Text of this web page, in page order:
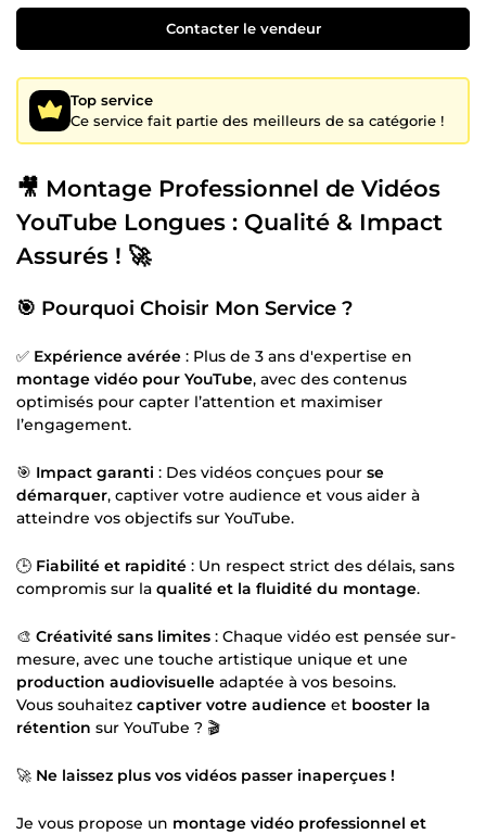
Contacter le vendeur
Top service
Ce service fait partie des meilleurs de sa catégorie !
🎥 Montage Professionnel de Vidéos
YouTube Longues : Qualité & Impact
Assurés ! 🚀
🎯 Pourquoi Choisir Mon Service ?
✅ Expérience avérée : Plus de 3 ans d'expertise en
montage vidéo pour YouTube, avec des contenus
optimisés pour capter l’attention et maximiser
l’engagement.
🎯 Impact garanti : Des vidéos conçues pour se
démarquer, captiver votre audience et vous aider à
atteindre vos objectifs sur YouTube.
🕒 Fiabilité et rapidité : Un respect strict des délais, sans
compromis sur la qualité et la fluidité du montage.
🎨 Créativité sans limites : Chaque vidéo est pensée sur-
mesure, avec une touche artistique unique et une
production audiovisuelle adaptée à vos besoins.
Vous souhaitez captiver votre audience et booster la
rétention sur YouTube ? 🎬
🚀 Ne laissez plus vos vidéos passer inaperçues !
Je vous propose un montage vidéo professionnel et